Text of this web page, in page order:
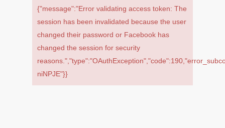
{"message":"Error validating access token: The
session has been invalidated because the user
changed their password or Facebook has
changed the session for security
niNPJE"}}